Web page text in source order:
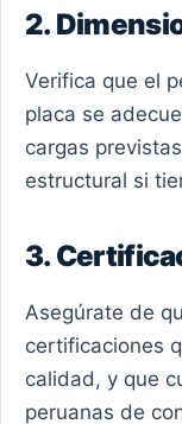
2.
Verifica que el
placa se
cargas
estructural si
3.
Asegúrate de
certificaciones
calidad, y que
peruanas de